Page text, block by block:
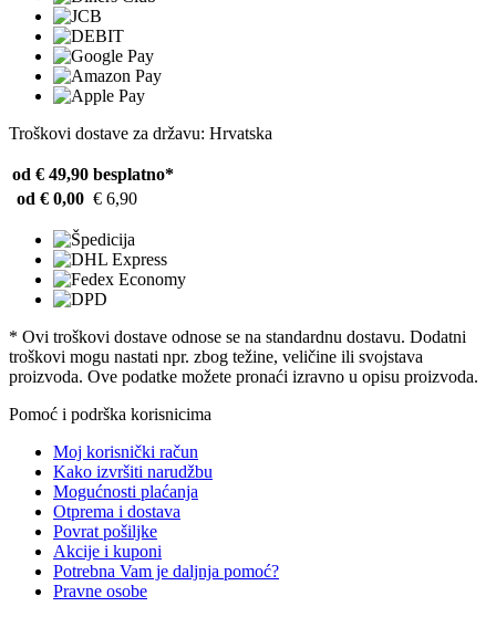
Troškovi dostave za državu: Hrvatska
od € 49,90 besplatno*
od € 0,00 € 6,90
* Ovi troškovi dostave odnose se na standardnu ​​dostavu. Dodatni
troškovi mogu nastati npr. zbog težine, veličine ili svojstava
proizvoda. Ove podatke možete pronaći izravno u opisu proizvoda.
Pomoć i podrška korisnicima
Moj korisnički račun
Kako izvršiti narudžbu
Mogućnosti plaćanja
Otprema i dostava
Povrat pošiljke
Akcije i kuponi
Potrebna Vam je daljnja pomoć?
Pravne osobe